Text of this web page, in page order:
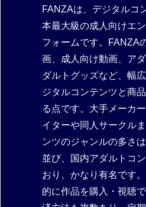
FANZAは、デジタルコ
本最大級の成人向けエ
フォームです。FANZA
画、成人向け動画、ア
ダルトグッズなど、幅
ジタルコンテンツと商
る点です。大手メーカ
イターや同人サークル
ンツのジャンルの多さ
並び、国内アダルトコ
おり、かなり有名です
的に作品を購入・視聴